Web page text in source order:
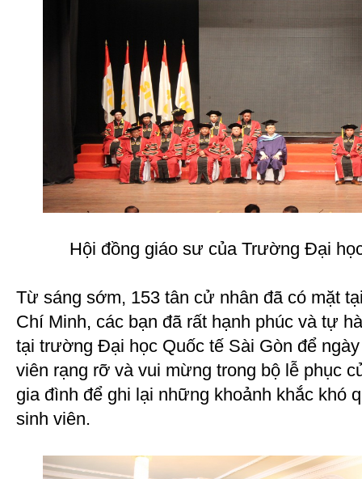
Hội đồng giáo sư của Trường Đại
Từ sáng sớm, 153 tân cử nhân đã có mặt
Chí Minh, các bạn đã rất hạnh phúc và tự
tại trường Đại học Quốc tế Sài Gòn để
viên rạng rỡ và vui mừng trong bộ lễ phục
gia đình để ghi lại những khoảnh khắc khó
sinh viên.